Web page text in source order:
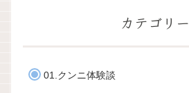
カテゴリー
01.クンニ体験談